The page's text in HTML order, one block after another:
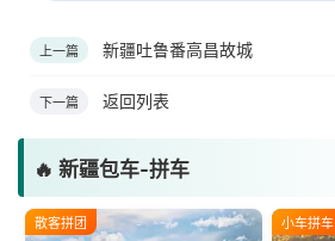
上一篇 新疆吐鲁番高昌故城
下一篇 返回列表
🔥 新疆包车-拼车
散客拼团 小车拼车